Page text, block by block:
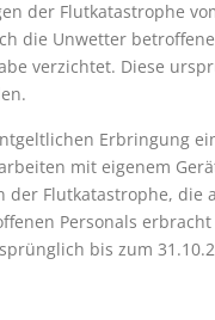
der Flutkatastrophe
die Unwetter
verzichtet. Diese
Erbringung
mit eigenem
Flutkatastrophe, die
Personals
bis zum